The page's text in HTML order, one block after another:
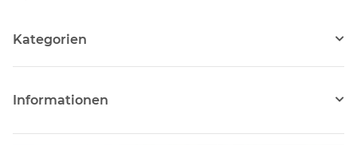
Kategorien
Informationen